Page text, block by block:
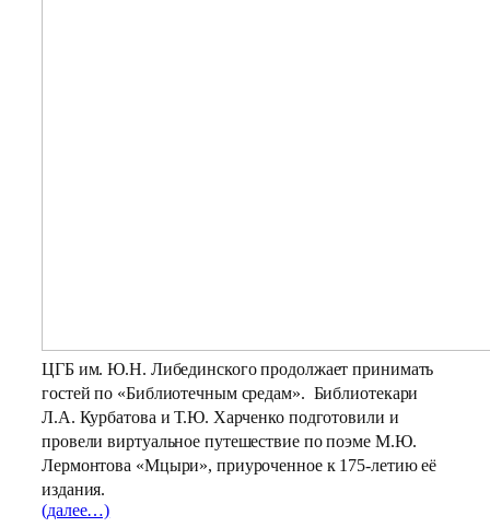
ЦГБ им. Ю.Н. Либединского продолжает принимать
гостей по «Библиотечным средам». Библиотекари
Л.А. Курбатова и Т.Ю. Харченко подготовили и
провели виртуальное путешествие по поэме М.Ю.
Лермонтова «Мцыри», приуроченное к 175-летию её
издания.
(далее…)